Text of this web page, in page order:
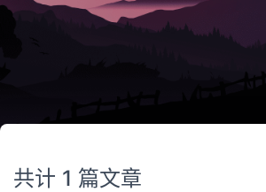
共计 1 篇文章